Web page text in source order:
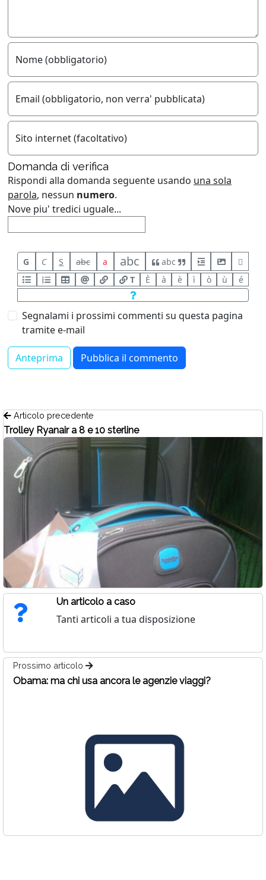
Nome (obbligatorio)
Email (obbligatorio, non verra' pubblicata)
Sito internet (facoltativo)
Domanda di verifica
Rispondi alla domanda seguente usando una sola
parola, nessun numero.
Nove piu' tredici uguale...
G C S abc a abc
abc
T
È à è ì ò ù é
Segnalami i prossimi commenti su questa pagina
tramite e-mail
Articolo precedente
Trolley Ryanair a 8 e 10 sterline
Un articolo a caso
Tanti articoli a tua disposizione
Prossimo articolo
Obama: ma chi usa ancora le agenzie viaggi?